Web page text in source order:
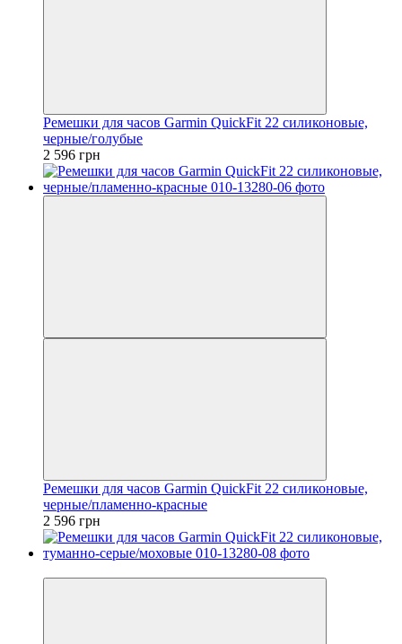
Ремешки для часов Garmin QuickFit 22 силиконовые,
черные/голубые
2 596 грн
Ремешки для часов Garmin QuickFit 22 силиконовые,
черные/пламенно-красные
2 596 грн